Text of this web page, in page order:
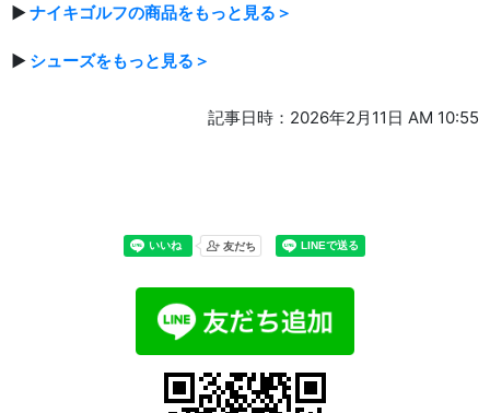
▶ナイキゴルフの商品をもっと見る＞
▶ シューズをもっと見る＞
記事日時：2026年2月11日 AM 10:55